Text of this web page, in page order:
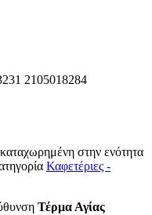
2105018284
καταχωρημένη στην ενότητα
Καφετέριες -
Τέρμα Αγίας